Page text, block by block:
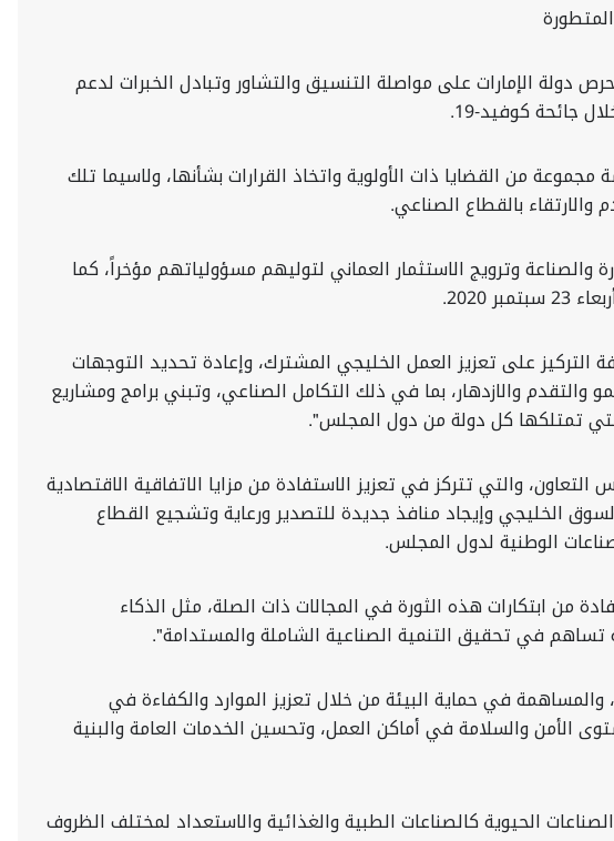
دولة الإمارات على مواصلة التنسيق والتشاور وتبادل الخبرات لدعم
جائحة كوفيد-19.
عن بعد، لمناقشة مجموعة من القضايا ذات الأولوية واتخاذ القرارات بشأنها، ولاسيما تلك
والارتقاء بالقطاع الصناعي.
والصناعة وترويج الاستثمار العماني لتوليهم مسؤولياتهم مؤخراً، كما
على تعزيز العمل الخليجي المشترك، وإعادة تحديد التوجهات
في النمو والتقدم والازدهار، بما في ذلك التكامل الصناعي، وتبني برامج ومشاريع
التي تمتلكها كل دولة من دول المجلس".
والتي تتركز في تعزيز الاستفادة من مزايا الاتفاقية الاقتصادية
الخليجي وإيجاد منافذ جديدة للتصدير ورعاية وتشجيع القطاع
الوطنية لدول المجلس.
من ابتكارات هذه الثورة في المجالات ذات الصلة، مثل الذكاء
تساهم في تحقيق التنمية الصناعية الشاملة والمستدامة".
والمساهمة في حماية البيئة من خلال تعزيز الموارد والكفاءة في
الأمن والسلامة في أماكن العمل، وتحسين الخدمات العامة والبنية
الحيوية كالصناعات الطبية والغذائية والاستعداد لمختلف الظروف